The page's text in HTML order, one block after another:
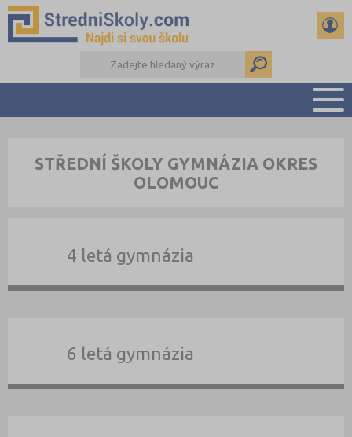
PŘÍPRAVA NA PŘIJÍMAČKY
DŮLEŽITÉ TERMÍNY
STŘEDNÍ ŠKOLY GYMNÁZIA OKRES
OLOMOUC
4 letá gymnázia
6 letá gymnázia